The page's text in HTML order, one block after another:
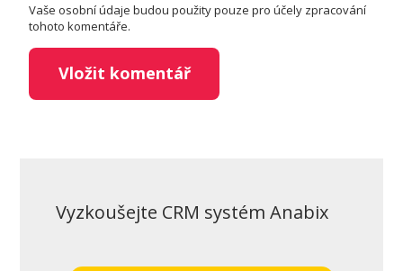
Vaše osobní údaje budou použity pouze pro účely zpracování
tohoto komentáře.
Vyzkoušejte CRM systém Anabix